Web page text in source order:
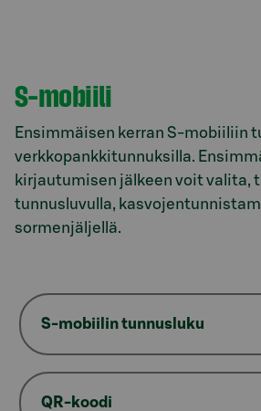
S-mobiili
Ensimmäisen kerran S-mobiiliin
verkkopankkitunnuksilla.
kirjautumisen jälkeen voit valita,
tunnusluvulla,
sormenjäljellä.
S-mobiilin tunnusluku
QR-koodi